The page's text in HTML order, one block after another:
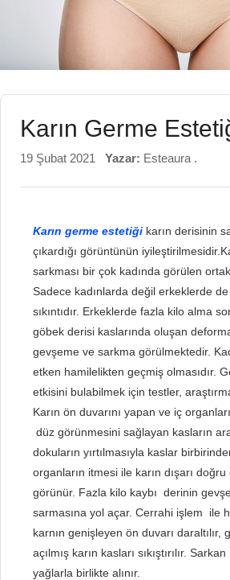
Karın Germe
19 Şubat 2021 Yazar: Esteaura .
Karın germe estetiği karın derisinin
çıkardığı görüntünün
sarkması bir çok kadında görülen
Sadece kadınlarda değil erkeklerde
sıkıntıdır. Erkeklerde fazla kilo alma
göbek derisi kaslarında oluşan
gevşeme ve sarkma görülmektedir.
etken hamilelikten geçmiş olmasıdır.
etkisini bulabilmek için testler,
Karın ön duvarını yapan ve iç
düz görünmesini sağlayan kasların
dokuların yırtılmasıyla kaslar
organların itmesi ile karın dışarı doğru
görünür. Fazla kilo kaybı derinin
sarmasına yol açar. Cerrahi işlem ile
karnın genişleyen ön duvarı daraltılır,
açılmış karın kasları sıkıştırılır.
yağlarla birlikte alınır.